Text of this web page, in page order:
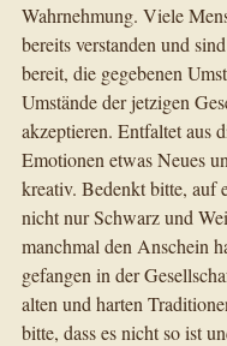
Wahrnehmung. Viele
bereits verstanden und
bereit, die gegebenen
Umstände der jetzigen
akzeptieren. Entfaltet aus
Emotionen etwas Neues
kreativ. Bedenkt bitte, auf
nicht nur Schwarz und
manchmal den Anschein
gefangen in der
alten und harten
bitte, dass es nicht so ist